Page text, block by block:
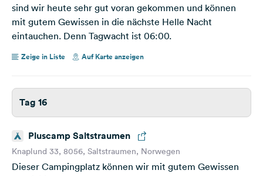
sind wir heute sehr gut voran gekommen und können
mit gutem Gewissen in die nächste Helle Nacht
eintauchen. Denn Tagwacht ist 06:00.
Zeige in Liste Auf Karte anzeigen
Tag 16
Pluscamp Saltstraumen
Knaplund 33, 8056, Saltstraumen, Norwegen
Dieser Campingplatz können wir mit gutem Gewissen